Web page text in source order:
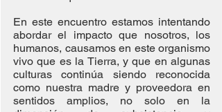
En este encuentro estamos intentando
abordar el impacto que nosotros, los
humanos, causamos en este organismo
vivo que es la Tierra, y que en algunas
culturas continúa siendo reconocida
como nuestra madre y proveedora en
sentidos amplios, no solo en la